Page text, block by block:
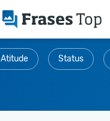
Atitude Status